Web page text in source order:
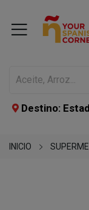
Destino:
INICIO